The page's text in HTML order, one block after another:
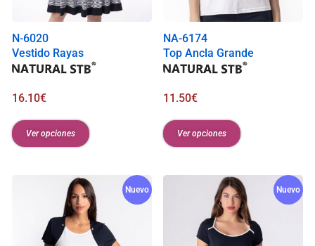
N-6020
Vestido Rayas
16.10€
Ver opciones
NA-6174
Top Ancla Grande
11.50€
Ver opciones
Nuevo Nuevo